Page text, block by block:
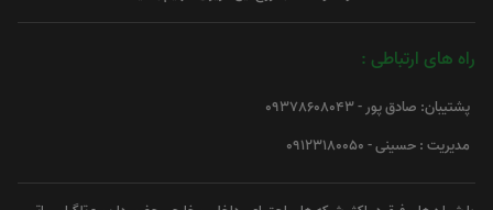
راه های ارتباطی :
پشتیبان: صادق پور - 09378608043
مدیریت : حسینی - 09123180050